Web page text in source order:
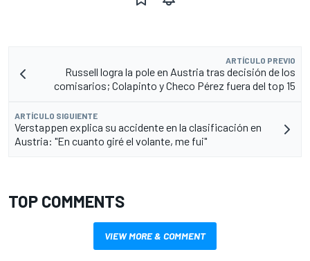
ARTÍCULO PREVIO
Russell logra la pole en Austria tras decisión de los
comisarios; Colapinto y Checo Pérez fuera del top 15
ARTÍCULO SIGUIENTE
Verstappen explica su accidente en la clasificación en
Austria: "En cuanto giré el volante, me fui"
TOP COMMENTS
VIEW MORE & COMMENT